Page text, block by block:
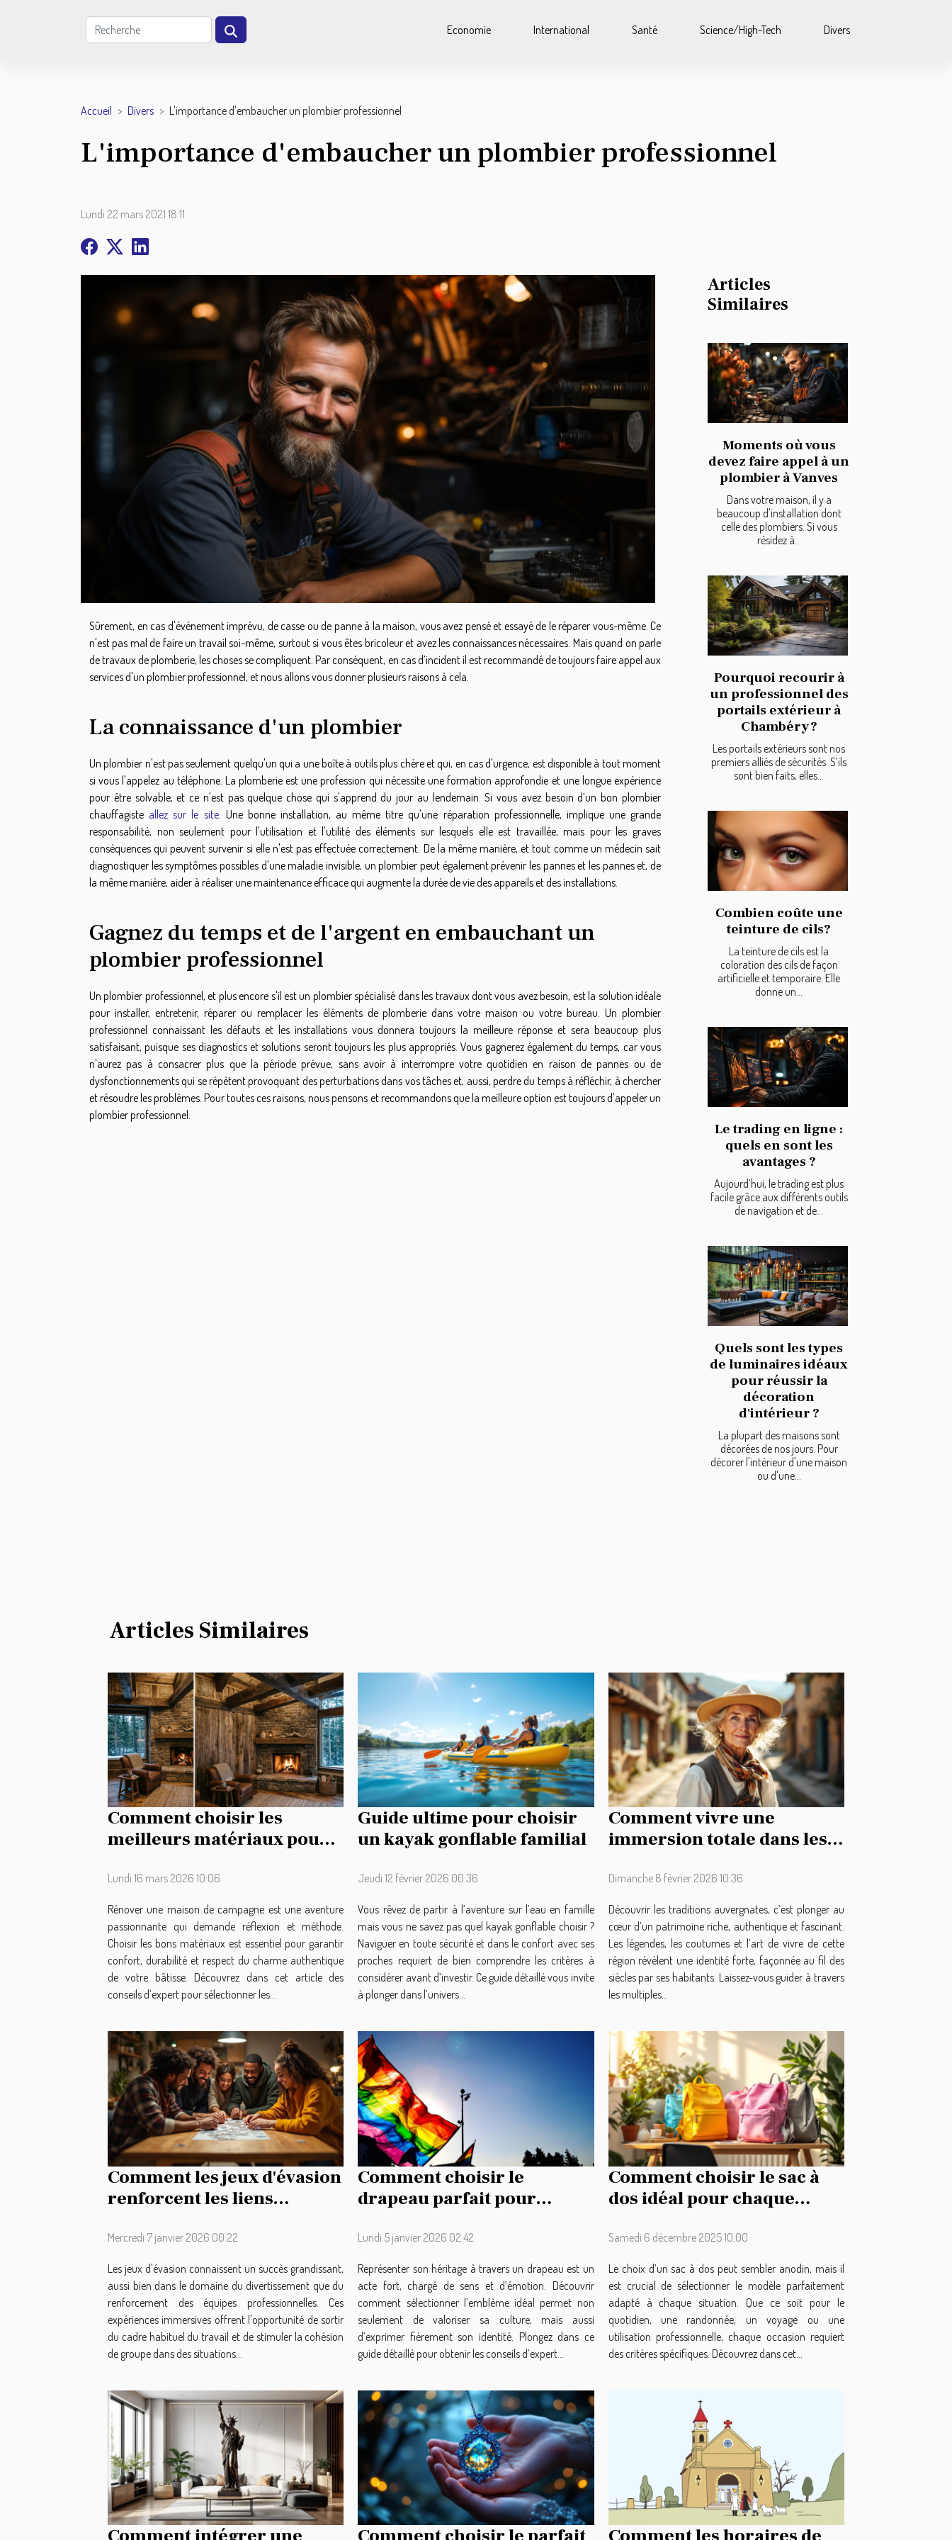
Economie International Santé Science/High-Tech Divers
Accueil Divers L'importance d'embaucher un plombier professionnel
L'importance d'embaucher un plombier professionnel
Lundi 22 mars 2021 18:11
Sûrement, en cas d'événement imprévu, de casse ou de panne à la maison, vous avez pensé et essayé de le réparer vous-même. Ce
n'est pas mal de faire un travail soi-même, surtout si vous êtes bricoleur et avez les connaissances nécessaires. Mais quand on parle
de travaux de plomberie, les choses se compliquent. Par conséquent, en cas d’incident il est recommandé de toujours faire appel aux
services d'un plombier professionnel, et nous allons vous donner plusieurs raisons à cela.
La connaissance d'un plombier
Un plombier n'est pas seulement quelqu'un qui a une boîte à outils plus chère et qui, en cas d'urgence, est disponible à tout moment
si vous l'appelez au téléphone. La plomberie est une profession qui nécessite une formation approfondie et une longue expérience
pour être solvable, et ce n'est pas quelque chose qui s'apprend du jour au lendemain. Si vous avez besoin d’un bon plombier
chauffagiste allez sur le site. Une bonne installation, au même titre qu'une réparation professionnelle, implique une grande
responsabilité, non seulement pour l'utilisation et l'utilité des éléments sur lesquels elle est travaillée, mais pour les graves
conséquences qui peuvent survenir si elle n'est pas effectuée correctement. De la même manière, et tout comme un médecin sait
diagnostiquer les symptômes possibles d'une maladie invisible, un plombier peut également prévenir les pannes et les pannes et, de
la même manière, aider à réaliser une maintenance efficace qui augmente la durée de vie des appareils et des installations.
Gagnez du temps et de l'argent en embauchant un
plombier professionnel
Un plombier professionnel, et plus encore s'il est un plombier spécialisé dans les travaux dont vous avez besoin, est la solution idéale
pour installer, entretenir, réparer ou remplacer les éléments de plomberie dans votre maison ou votre bureau. Un plombier
professionnel connaissant les défauts et les installations vous donnera toujours la meilleure réponse et sera beaucoup plus
satisfaisant, puisque ses diagnostics et solutions seront toujours les plus appropriés. Vous gagnerez également du temps, car vous
n'aurez pas à consacrer plus que la période prévue, sans avoir à interrompre votre quotidien en raison de pannes ou de
dysfonctionnements qui se répètent provoquant des perturbations dans vos tâches et, aussi, perdre du temps à réfléchir, à chercher
et résoudre les problèmes. Pour toutes ces raisons, nous pensons et recommandons que la meilleure option est toujours d'appeler un
plombier professionnel.
Articles
Similaires
Moments où vous
devez faire appel à un
plombier à Vanves
Dans votre maison, il y a
beaucoup d'installation dont
celle des plombiers. Si vous
résidez à...
Pourquoi recourir à
un professionnel des
portails extérieur à
Chambéry ?
Les portails extérieurs sont nos
premiers alliés de sécurités. S’ils
sont bien faits, elles...
Combien coûte une
teinture de cils?
La teinture de cils est la
coloration des cils de façon
artificielle et temporaire. Elle
donne un...
Le trading en ligne :
quels en sont les
avantages ?
Aujourd’hui, le trading est plus
facile grâce aux différents outils
de navigation et de...
Quels sont les types
de luminaires idéaux
pour réussir la
décoration
d'intérieur ?
La plupart des maisons sont
décorées de nos jours. Pour
décorer l'intérieur d'une maison
ou d'une...
Articles Similaires
Comment choisir les
meilleurs matériaux pour
maison de campagne ?
Lundi 16 mars 2026 10:06
Rénover une maison de campagne est une aventure
passionnante qui demande réflexion et méthode.
Choisir les bons matériaux est essentiel pour garantir
confort, durabilité et respect du charme authentique
de votre bâtisse. Découvrez dans cet article des
conseils d’expert pour sélectionner les...
Guide ultime pour choisir
un kayak gonflable familial
Jeudi 12 février 2026 00:36
Vous rêvez de partir à l’aventure sur l’eau en famille
mais vous ne savez pas quel kayak gonflable choisir ?
Naviguer en toute sécurité et dans le confort avec ses
proches requiert de bien comprendre les critères à
considérer avant d’investir. Ce guide détaillé vous invite
à plonger dans l’univers...
Comment vivre une
immersion totale dans les
Dimanche 8 février 2026 10:36
Découvrir les traditions auvergnates, c’est plonger au
cœur d’un patrimoine riche, authentique et fascinant.
Les légendes, les coutumes et l’art de vivre de cette
région révèlent une identité forte, façonnée au fil des
siècles par ses habitants. Laissez-vous guider à travers
les multiples...
Comment les jeux d'évasion
renforcent les liens
Mercredi 7 janvier 2026 00:22
Les jeux d'évasion connaissent un succès grandissant,
aussi bien dans le domaine du divertissement que du
renforcement des équipes professionnelles. Ces
expériences immersives offrent l'opportunité de sortir
du cadre habituel du travail et de stimuler la cohésion
de groupe dans des situations...
Comment choisir le
drapeau parfait pour
?
Lundi 5 janvier 2026 02:42
Représenter son héritage à travers un drapeau est un
acte fort, chargé de sens et d’émotion. Découvrir
comment sélectionner l’emblème idéal permet non
seulement de valoriser sa culture, mais aussi
d’exprimer fièrement son identité. Plongez dans ce
guide détaillé pour obtenir les conseils d’expert...
Comment choisir le sac à
dos idéal pour chaque
Samedi 6 décembre 2025 10:00
Le choix d’un sac à dos peut sembler anodin, mais il
est crucial de sélectionner le modèle parfaitement
adapté à chaque situation. Que ce soit pour le
quotidien, une randonnée, un voyage ou une
utilisation professionnelle, chaque occasion requiert
des critères spécifiques. Découvrez dans cet...